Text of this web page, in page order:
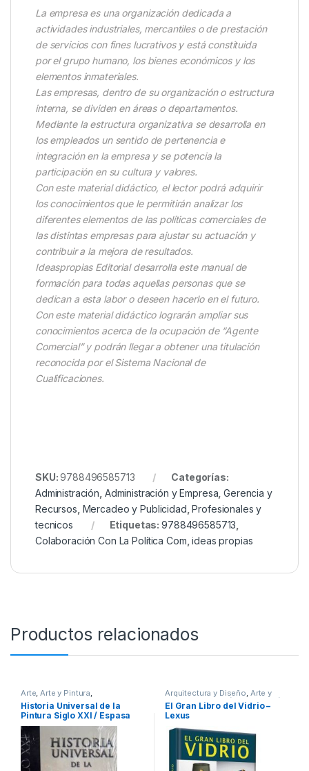
La empresa es una organización dedicada a
actividades industriales, mercantiles o de prestación
de servicios con fines lucrativos y está constituida
por el grupo humano, los bienes económicos y los
elementos inmateriales.
Las empresas, dentro de su organización o estructura
interna, se dividen en áreas o departamentos.
Mediante la estructura organizativa se desarrolla en
los empleados un sentido de pertenencia e
integración en la empresa y se potencia la
participación en su cultura y valores.
Con este material didáctico, el lector podrá adquirir
los conocimientos que le permitirán analizar los
diferentes elementos de las políticas comerciales de
las distintas empresas para ajustar su actuación y
contribuir a la mejora de resultados.
Ideaspropias Editorial desarrolla este manual de
formación para todas aquellas personas que se
dedican a esta labor o deseen hacerlo en el futuro.
Con este material didáctico lograrán ampliar sus
conocimientos acerca de la ocupación de “Agente
Comercial” y podrán llegar a obtener una titulación
reconocida por el Sistema Nacional de
Cualificaciones.
SKU:9788496585713
Categorías:
Administración Administración y Empresa ,Gerencia y
Recursos Mercadeo y Publicidad ,Profesionales y
tecnicos
Etiquetas:9788496585713
Colaboración Con La Política Com ,ideas propias
Productos relacionados
Arte Arte y Pintura
Profesionales y tecnicos
Historia Universal de la
Pintura Siglo XXI / Espasa
Arquitectura y Diseño Arte y
Afines Decoración Decoración
y Muebles,Diseño, Hogar y
Manualidades
Temas Varios
El Gran Libro del Vidrio –
Lexus